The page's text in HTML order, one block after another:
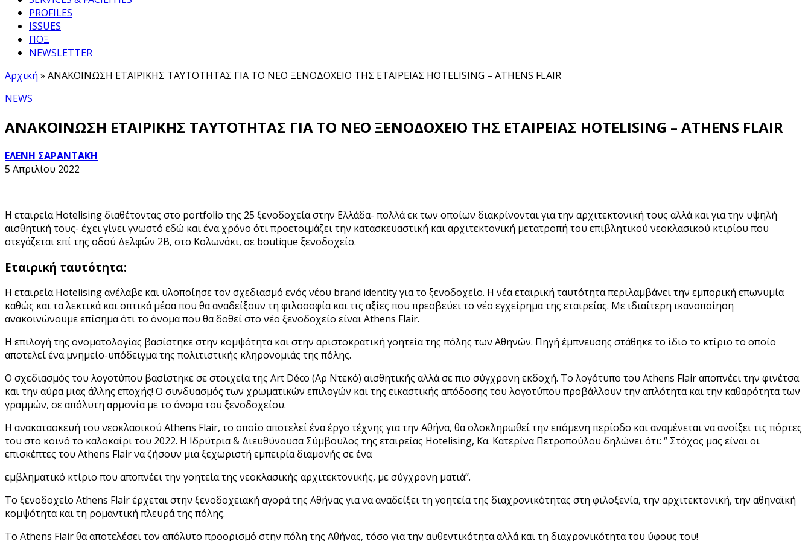
PROFILES
ISSUES
ΠΟΞ
NEWSLETTER
Αρχική » ΑΝΑΚΟΙΝΩΣΗ ΕΤΑΙΡΙΚΗΣ ΤΑΥΤΟΤΗΤΑΣ ΓΙΑ ΤΟ ΝΕΟ ΞΕΝΟΔΟΧΕΙΟ ΤΗΣ ΕΤΑΙΡΕΙΑΣ HOTELISING – ATHENS FLAIR
NEWS
ΑΝΑΚΟΙΝΩΣΗ ΕΤΑΙΡΙΚΗΣ ΤΑΥΤΟΤΗΤΑΣ ΓΙΑ ΤΟ ΝΕΟ ΞΕΝΟΔΟΧΕΙΟ ΤΗΣ ΕΤΑΙΡΕΙΑΣ HOTELISING – ATHENS FLAIR
ΕΛΕΝΗ ΣΑΡΑΝΤΑΚΗ
5 Απριλίου 2022
Η εταιρεία Hotelising διαθέτοντας στο portfolio της 25 ξενοδοχεία στην Ελλάδα- πολλά εκ των οποίων διακρίνονται για την αρχιτεκτονική τους αλλά και για την υψηλή
αισθητική τους- έχει γίνει γνωστό εδώ και ένα χρόνο ότι προετοιμάζει την κατασκευαστική και αρχιτεκτονική μετατροπή του επιβλητικού νεοκλασικού κτιρίου που
στεγάζεται επί της οδού Δελφών 2Β, στο Κολωνάκι, σε boutique ξενοδοχείο.
Εταιρική ταυτότητα:
Η εταιρεία Hotelising ανέλαβε και υλοποίησε τον σχεδιασμό ενός νέου brand identity για το ξενοδοχείο. Η νέα εταιρική ταυτότητα περιλαμβάνει την εμπορική επωνυμία
καθώς και τα λεκτικά και οπτικά μέσα που θα αναδείξουν τη φιλοσοφία και τις αξίες που πρεσβεύει το νέο εγχείρημα της εταιρείας. Με ιδιαίτερη ικανοποίηση
ανακοινώνουμε επίσημα ότι το όνομα που θα δοθεί στο νέο ξενοδοχείο είναι Athens Flair.
Η επιλογή της ονοματολογίας βασίστηκε στην κομψότητα και στην αριστοκρατική γοητεία της πόλης των Αθηνών. Πηγή έμπνευσης στάθηκε το ίδιο το κτίριο το οποίο
αποτελεί ένα μνημείο-υπόδειγμα της πολιτιστικής κληρονομιάς της πόλης.
Ο σχεδιασμός του λογοτύπου βασίστηκε σε στοιχεία της Art Déco (Αρ Ντεκό) αισθητικής αλλά σε πιο σύγχρονη εκδοχή. Το λογότυπο του Athens Flair αποπνέει την φινέτσα
και την αύρα μιας άλλης εποχής! Ο συνδυασμός των χρωματικών επιλογών και της εικαστικής απόδοσης του λογοτύπου προβάλλουν την απλότητα και την καθαρότητα των
γραμμών, σε απόλυτη αρμονία με το όνομα του ξενοδοχείου.
Η ανακατασκευή του νεοκλασικού Athens Flair, το οποίο αποτελεί ένα έργο τέχνης για την Αθήνα, θα ολοκληρωθεί την επόμενη περίοδο και αναμένεται να ανοίξει τις πόρτες
του στο κοινό το καλοκαίρι του 2022. Η Ιδρύτρια & Διευθύνουσα Σύμβουλος της εταιρείας Hotelising, Κα. Κατερίνα Πετροπούλου δηλώνει ότι: ‘’ Στόχος μας είναι οι
επισκέπτες του Athens Flair να ζήσουν μια ξεχωριστή εμπειρία διαμονής σε ένα
εμβληματικό κτίριο που αποπνέει την γοητεία της νεοκλασικής αρχιτεκτονικής, με σύγχρονη ματιά’’.
Tο ξενοδοχείο Athens Flair έρχεται στην ξενοδοχειακή αγορά της Αθήνας για να αναδείξει τη γοητεία της διαχρονικότητας στη φιλοξενία, την αρχιτεκτονική, την αθηναϊκή
κομψότητα και τη ρομαντική πλευρά της πόλης.
Το Athens Flair θα αποτελέσει τον απόλυτο προορισμό στην πόλη της Αθήνας, τόσο για την αυθεντικότητα αλλά και τη διαχρονικότητα του ύφους του!